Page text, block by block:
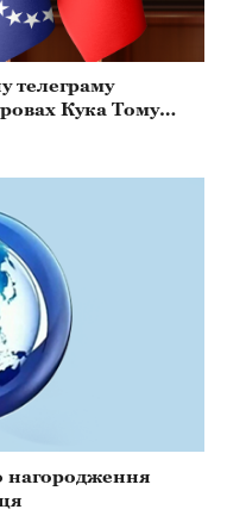
телеграму
Кука Тому
нагородження